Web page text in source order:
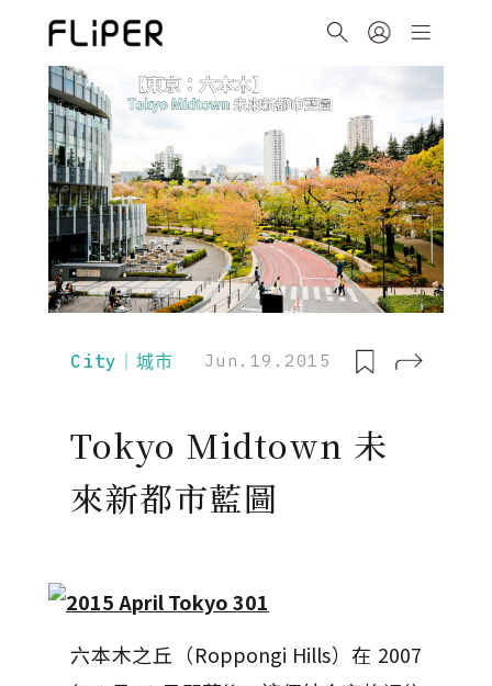
City｜城市 Jun.19.2015
Tokyo Midtown 未
來新都市藍圖
六本木之丘（Roppongi Hills）在 2007